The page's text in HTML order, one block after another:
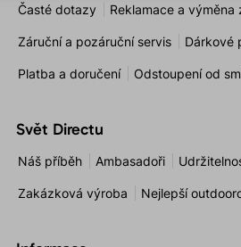
Časté dotazy Reklamace a výměna
Záruční a pozáruční servis Dárkové
Platba a doručení Odstoupení od
Svět Directu
Náš příběh Ambasadoři
Zakázková výroba Nejlepší